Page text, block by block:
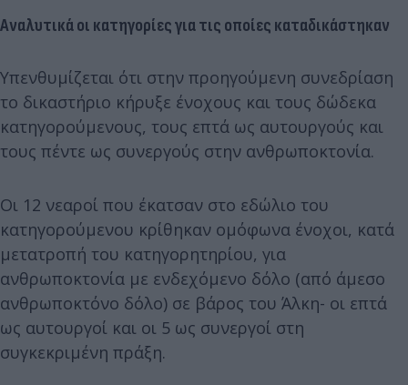
Αναλυτικά οι κατηγορίες για τις οποίες καταδικάστηκαν
Υπενθυμίζεται ότι στην προηγούμενη συνεδρίαση
το δικαστήριο κήρυξε ένοχους και τους δώδεκα
κατηγορούμενους, τους επτά ως αυτουργούς και
τους πέντε ως συνεργούς στην ανθρωποκτονία.
Οι 12 νεαροί που έκατσαν στο εδώλιο του
κατηγορούμενου κρίθηκαν ομόφωνα ένοχοι, κατά
μετατροπή του κατηγορητηρίου, για
ανθρωποκτονία με ενδεχόμενο δόλο (από άμεσο
ανθρωποκτόνο δόλο) σε βάρος του Άλκη- οι επτά
ως αυτουργοί και οι 5 ως συνεργοί στη
συγκεκριμένη πράξη.